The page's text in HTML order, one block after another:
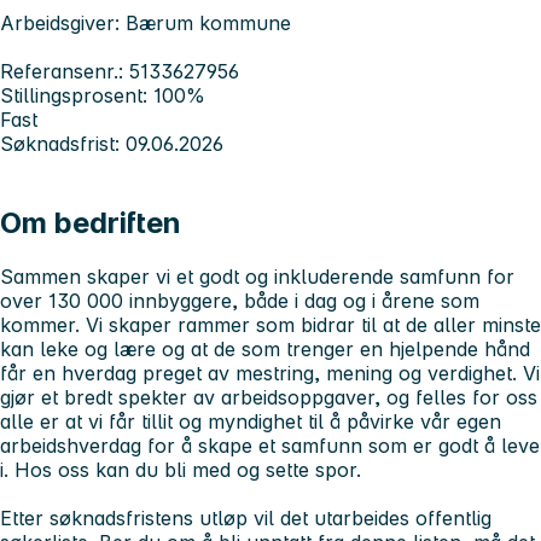
Arbeidsgiver: Bærum kommune
Referansenr.: 5133627956
Stillingsprosent: 100%
Fast
Søknadsfrist: 09.06.2026
Om bedriften
Sammen skaper vi et godt og inkluderende samfunn for
over 130 000 innbyggere, både i dag og i årene som
kommer. Vi skaper rammer som bidrar til at de aller minste
kan leke og lære og at de som trenger en hjelpende hånd
får en hverdag preget av mestring, mening og verdighet. Vi
gjør et bredt spekter av arbeidsoppgaver, og felles for oss
alle er at vi får tillit og myndighet til å påvirke vår egen
arbeidshverdag for å skape et samfunn som er godt å leve
i. Hos oss kan du bli med og sette spor.
Etter søknadsfristens utløp vil det utarbeides offentlig